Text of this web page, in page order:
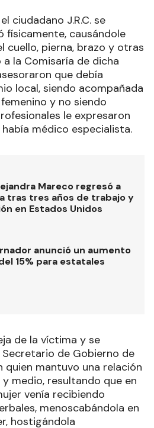
ciudadano J.R.C. se
físicamente, causándole
cuello, pierna, brazo y otras
la Comisaría de dicha
que debía
local, siendo acompañada
y no siendo
le expresaron
médico especialista.
Mareco regresó a
tras tres años de trabajo y
en Estados Unidos
anunció un aumento
15% para estatales
de la víctima y se
de Gobierno de
quien mantuvo una relación
medio, resultando que en
venía recibiendo
menoscabándola en
hostigándola